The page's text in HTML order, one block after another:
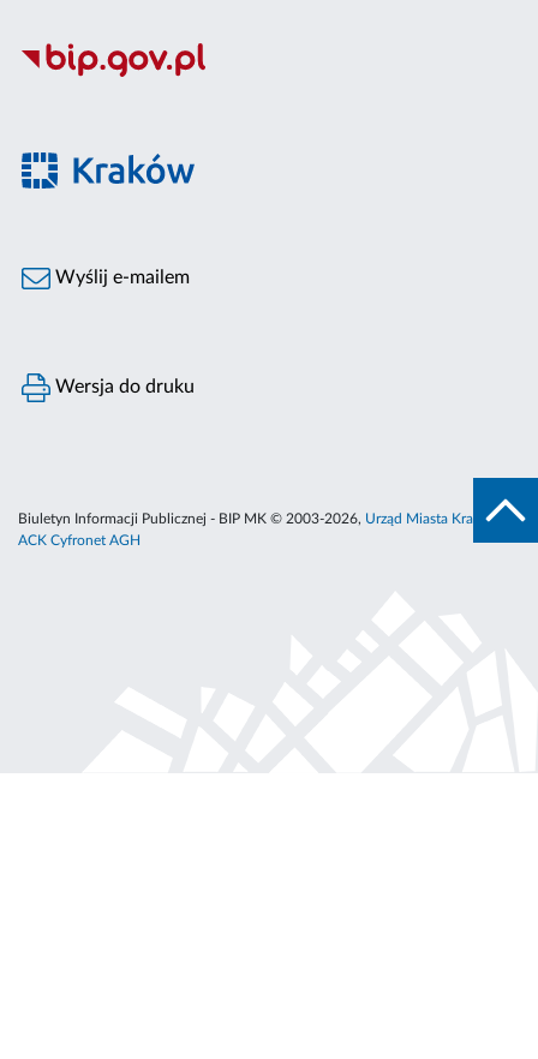
Wyślij e-mailem
Wersja do druku
Biuletyn Informacji Publicznej - BIP MK © 2003-2026, Urząd Miasta Krakowa
ACK Cyfronet AGH